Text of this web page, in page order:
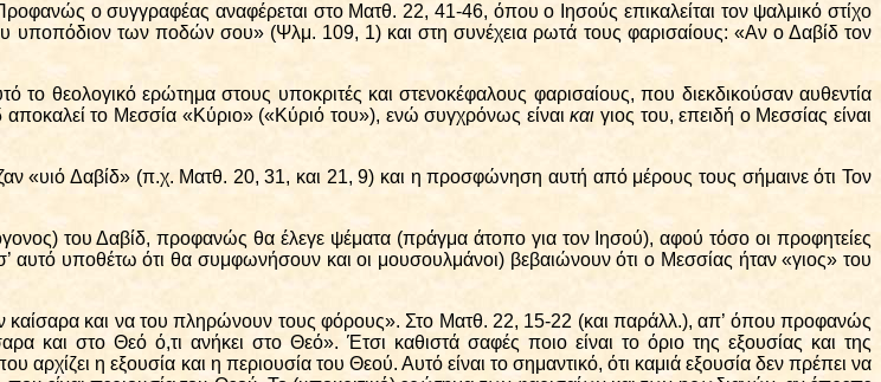
ο συγγραφέας αναφέρεται στο Ματθ. 22, 41-46, όπου ο Ιησούς επικαλείται τον ψαλμικό στίχο
των ποδών σου» (Ψλμ. 109, 1) και στη συνέχεια ρωτά τους φαρισαίους: «Αν ο Δαβίδ τον
το θεολογικό ερώτημα στους υποκριτές και στενοκέφαλους φαρισαίους, που διεκδικούσαν αυθεντία
το Μεσσία «Κύριο» («Κύριό του»), ενώ συγχρόνως είναικαι γιος του, επειδή ο Μεσσίας είναι
«υιό Δαβίδ» (π.χ. Ματθ. 20, 31, και 21, 9) και η προσφώνηση αυτή από μέρους τους σήμαινε ότι Τον
του Δαβίδ, προφανώς θα έλεγε ψέματα (πράγμα άτοπο για τον Ιησού), αφού τόσο οι προφητείες
αυτό υποθέτω ότι θα συμφωνήσουν και οι μουσουλμάνοι) βεβαιώνουν ότι ο Μεσσίας ήταν «γιος» του
καίσαρα και να του πληρώνουν τους φόρους». Στο Ματθ. 22, 15-22 (και παράλλ.), απ’ όπου προφανώς
και στο Θεό ό,τι ανήκει στο Θεό». Έτσι καθιστά σαφές ποιο είναι το όριο της εξουσίας και της
αρχίζει η εξουσία και η περιουσία του Θεού. Αυτό είναι το σημαντικό, ότι καμιά εξουσία δεν πρέπει να